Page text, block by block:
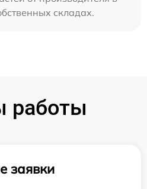
складах.
работы
заявки